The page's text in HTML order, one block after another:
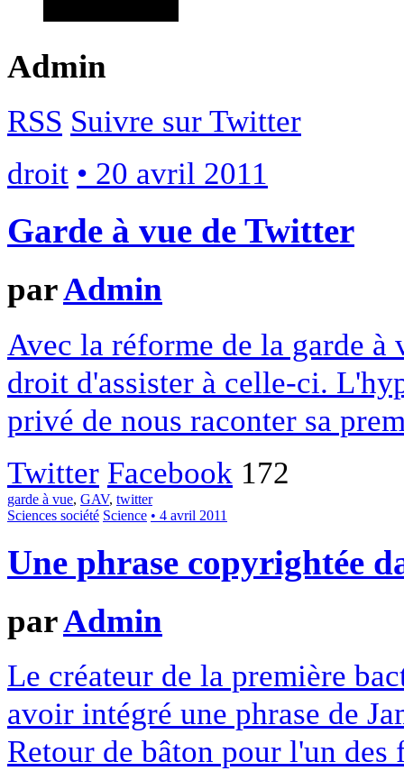
Admin
RSS Suivre sur Twitter
droit • 20 avril 2011
Garde à vue de Twitter
parAdmin
Avec la réforme de la garde à
droit d'assister à celle-ci.
privé de nous raconter sa
Twitter Facebook 172
garde à vue, GAV, twitter
Sciences société Science • 4 avril 2011
Une phrase copyrightée
parAdmin
Le créateur de la première
avoir intégré une phrase de
Retour de bâton pour l'un